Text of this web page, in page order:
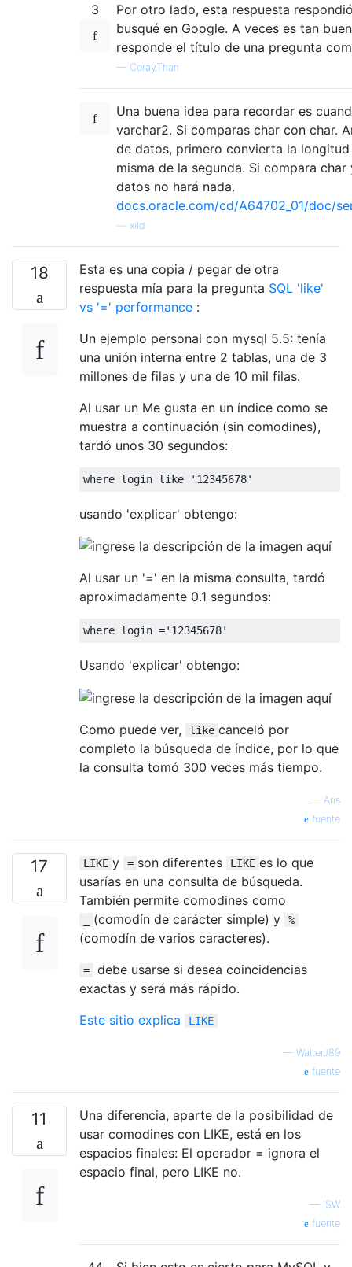
3
Por otro lado, esta respuesta
busqué en Google. A veces es tan
responde el título de una pregunta
— CorayThan
Una buena idea para recordar es
varchar2. Si comparas char con char.
de datos, primero convierta la
misma de la segunda. Si compara
datos no hará nada.
docs.oracle.com/cd/A64702_01/doc/
xild
18
Esta es una copia / pegar de otra
respuesta mía para la pregunta SQL 'like'
vs '=' performance :
Un ejemplo personal con mysql 5.5: tenía
una unión interna entre 2 tablas, una de 3
millones de filas y una de 10 mil filas.
Al usar un Me gusta en un índice como se
muestra a continuación (sin comodines),
tardó unos 30 segundos:
where login like '12345678'
usando 'explicar' obtengo:
Al usar un '=' en la misma consulta, tardó
aproximadamente 0.1 segundos:
where login ='12345678'
Usando 'explicar' obtengo:
Como puede ver, like canceló por
completo la búsqueda de índice, por lo que
la consulta tomó 300 veces más tiempo.
— Aris
fuente
17 LIKE y = son diferentes LIKE es lo que
usarías en una consulta de búsqueda.
También permite comodines como
(comodín de carácter simple) y %
(comodín de varios caracteres).
=
debe usarse si desea coincidencias
exactas y será más rápido.
Este sitio explica
LIKE
— WalterJ89
fuente
11
Una diferencia, aparte de la posibilidad de
usar comodines con LIKE, está en los
espacios finales: El operador = ignora el
espacio final, pero LIKE no.
— ISW
fuente